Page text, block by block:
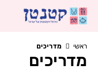
content
ראשי מדריכים
מדריכים